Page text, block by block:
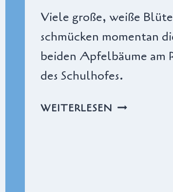
Viele große, weiße
schmücken momentan
beiden Apfelbäume am
des Schulhofes.
WEITERLESEN APFELBLÜTE